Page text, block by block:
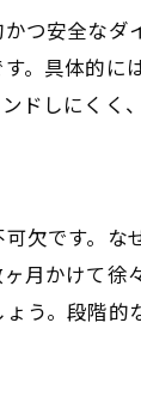
イエットの
した体重コ
のモチベー
係から考え
の体重知識
健康美を目
ダイエット
しさを意識
つ安全な
。具体的
しにくく
欠です。
月かけて
。段階的